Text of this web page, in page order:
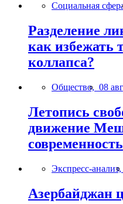
Социальная
Разделение
как избежать
коллапса?
Общество, 08
Летопись
движение
современность
Экспресс-анализ,
Азербайджан